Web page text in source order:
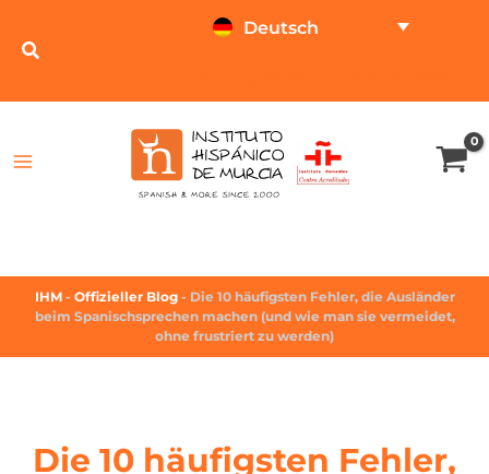
Deutsch
IHM - Offizieller Blog - Die 10 häufigsten Fehler, die Ausländer
beim Spanischsprechen machen (und wie man sie vermeidet,
ohne frustriert zu werden)
Die 10 häufigsten Fehler,